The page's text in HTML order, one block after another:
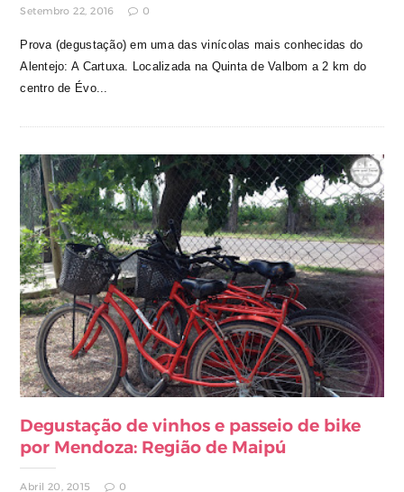
Setembro 22, 2016 0
Prova (degustação) em uma das vinícolas mais conhecidas do
Alentejo: A Cartuxa. Localizada na Quinta de Valbom a 2 km do
centro de Évo...
Degustação de vinhos e passeio de bike
por Mendoza: Região de Maipú
Abril 20, 2015 0